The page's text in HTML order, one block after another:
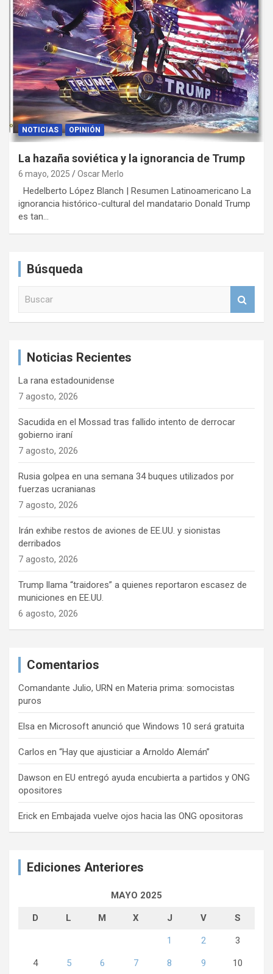
NOTICIAS OPINIÓN
La hazaña soviética y la ignorancia de Trump
6 mayo, 2025 Oscar Merlo
Hedelberto López Blanch | Resumen Latinoamericano La
ignorancia histórico-cultural del mandatario Donald Trump
es tan…
Búsqueda
Noticias Recientes
La rana estadounidense
7 agosto, 2026
Sacudida en el Mossad tras fallido intento de derrocar
gobierno iraní
7 agosto, 2026
Rusia golpea en una semana 34 buques utilizados por
fuerzas ucranianas
7 agosto, 2026
Irán exhibe restos de aviones de EE.UU. y sionistas
derribados
7 agosto, 2026
Trump llama “traidores” a quienes reportaron escasez de
municiones en EE.UU.
6 agosto, 2026
Comentarios
Comandante Julio, URN en Materia prima: somocistas
puros
Elsa en Microsoft anunció que Windows 10 será gratuita
Carlos en “Hay que ajusticiar a Arnoldo Alemán”
Dawson en EU entregó ayuda encubierta a partidos y ONG
opositores
Erick en Embajada vuelve ojos hacia las ONG opositoras
Ediciones Anteriores
MAYO 2025
D L M X J V S
1 2 3
4 5 6 7 8 9 10